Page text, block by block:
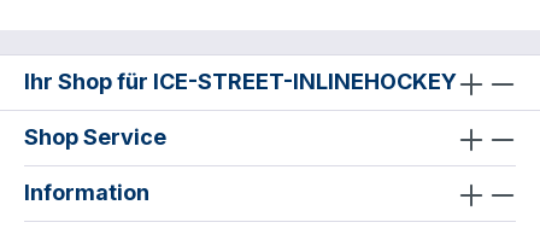
Ihr Shop für ICE-STREET-INLINEHOCKEY
Shop Service
Information